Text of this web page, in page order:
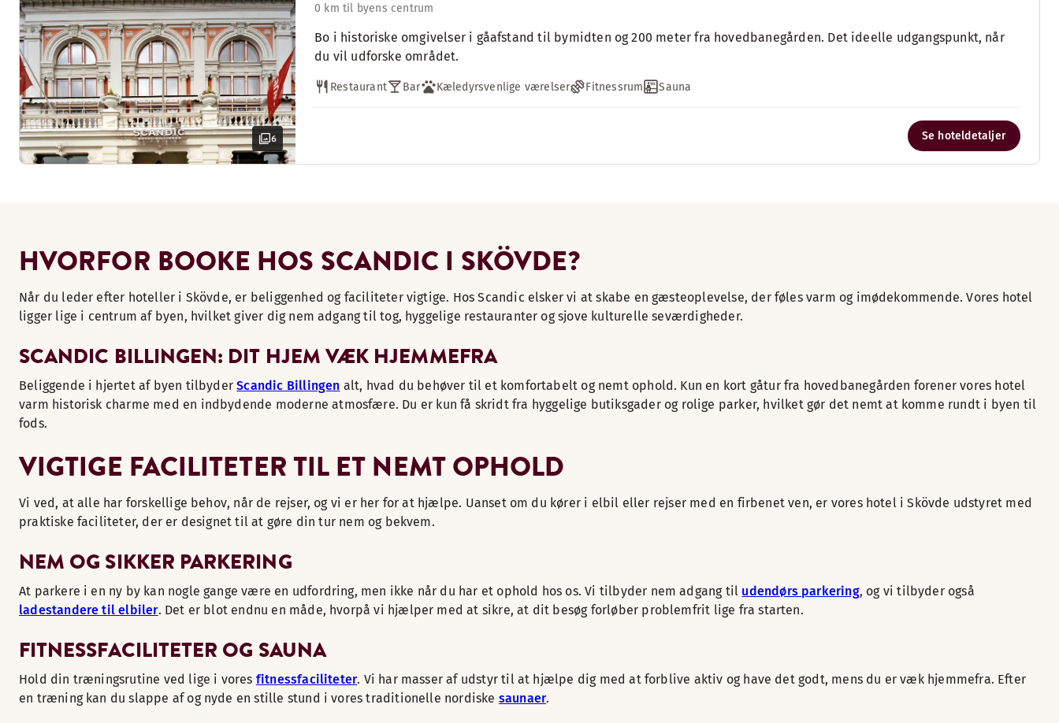
6
0 km til byens centrum
Bo i historiske omgivelser i gåafstand til bymidten og 200 meter fra hovedbanegården. Det ideelle udgangspunkt, når
du vil udforske området.
Restaurant Bar Kæledyrsvenlige værelser Fitnessrum Sauna
Se hoteldetaljer
HVORFOR BOOKE HOS SCANDIC I SKÖVDE?
Når du leder efter hoteller i Skövde, er beliggenhed og faciliteter vigtige. Hos Scandic elsker vi at skabe en gæsteoplevelse, der føles varm og imødekommende. Vores hotel
ligger lige i centrum af byen, hvilket giver dig nem adgang til tog, hyggelige restauranter og sjove kulturelle seværdigheder.
SCANDIC BILLINGEN: DIT HJEM VÆK HJEMMEFRA
Beliggende i hjertet af byen tilbyderScandic Billingen alt, hvad du behøver til et komfortabelt og nemt ophold. Kun en kort gåtur fra hovedbanegården forener vores hotel
varm historisk charme med en indbydende moderne atmosfære. Du er kun få skridt fra hyggelige butiksgader og rolige parker, hvilket gør det nemt at komme rundt i byen til
fods.
VIGTIGE FACILITETER TIL ET NEMT OPHOLD
Vi ved, at alle har forskellige behov, når de rejser, og vi er her for at hjælpe. Uanset om du kører i elbil eller rejser med en firbenet ven, er vores hotel i Skövde udstyret med
praktiske faciliteter, der er designet til at gøre din tur nem og bekvem.
NEM OG SIKKER PARKERING
At parkere i en ny by kan nogle gange være en udfordring, men ikke når du har et ophold hos os. Vi tilbyder nem adgang til udendørs parkering, og vi tilbyder også
ladestandere til elbiler. Det er blot endnu en måde, hvorpå vi hjælper med at sikre, at dit besøg forløber problemfrit lige fra starten.
FITNESSFACILITETER OG SAUNA
Hold din træningsrutine ved lige i vores fitnessfaciliteter. Vi har masser af udstyr til at hjælpe dig med at forblive aktiv og have det godt, mens du er væk hjemmefra. Efter
en træning kan du slappe af og nyde en stille stund i vores traditionelle nordiske saunaer.